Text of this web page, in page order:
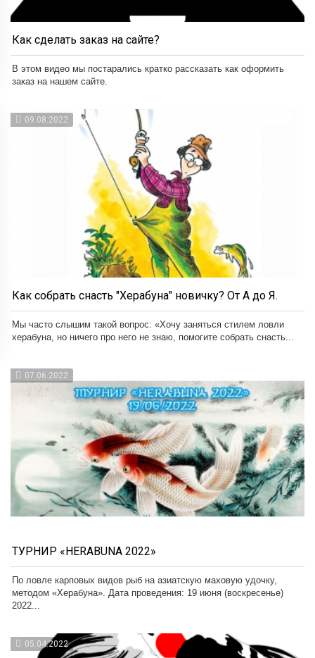
Как сделать заказ на сайте?
В этом видео мы постарались кратко рассказать как оформить
заказ на нашем сайте.
09.08.2022
Как собрать снасть "Херабуна" новичку? От А до Я.
Мы часто слышим такой вопрос: «Хочу заняться стилем ловли
херабуна, но ничего про него не знаю, помогите собрать снасть...
07.06.2022
ТУРНИР «HERABUNA 2022»
По ловле карповых видов рыб на азиатскую маховую удочку,
методом «Херабуна». Дата проведения: 19 июня (воскресенье)
2022...
05.04.2022